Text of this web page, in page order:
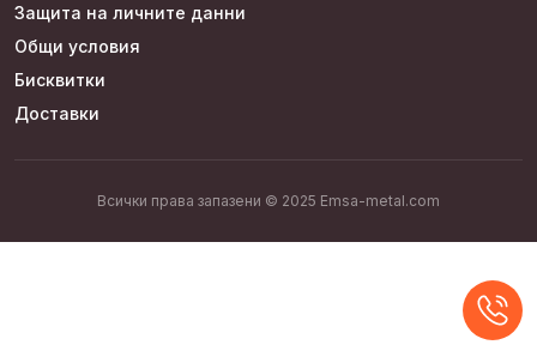
Защита на личните данни
Общи условия
Бисквитки
Доставки
Всички права запазени © 2025 Emsa-metal.com